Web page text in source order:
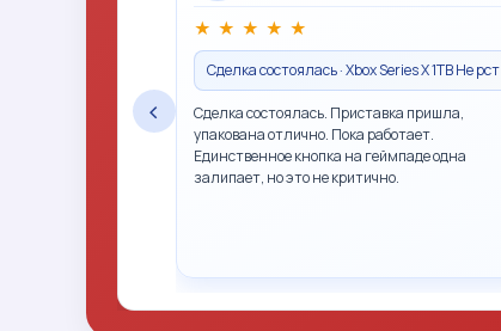
‹
★ ★ ★ ★ ★
Сделка состоялась · Xbox Series X 1TB Не рст
Сделка состоялась. Приставка пришла,
упакована отлично. Пока работает.
Единственное кнопка на геймпаде одна
залипает, но это не критично.